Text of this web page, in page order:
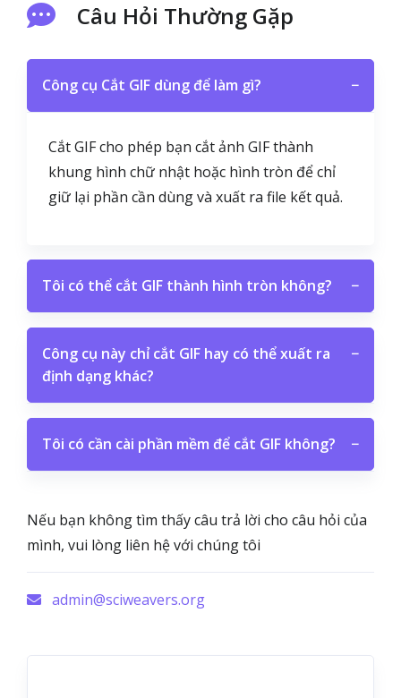
Câu Hỏi Thường Gặp
Công cụ Cắt GIF dùng để làm gì? −
Cắt GIF cho phép bạn cắt ảnh GIF thành
khung hình chữ nhật hoặc hình tròn để chỉ
giữ lại phần cần dùng và xuất ra file kết quả.
Tôi có thể cắt GIF thành hình tròn không? −
Công cụ này chỉ cắt GIF hay có thể xuất ra
định dạng khác?
−
Tôi có cần cài phần mềm để cắt GIF không? −
Nếu bạn không tìm thấy câu trả lời cho câu hỏi của
mình, vui lòng liên hệ với chúng tôi
admin@sciweavers.org